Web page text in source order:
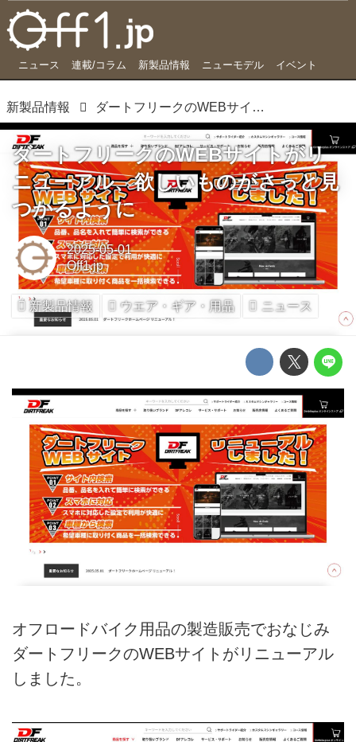
ニュース 連載/コラム 新製品情報 ニューモデル イベント
新製品情報 ダートフリークのWEBサイトがリニューアル、欲しいものがさっと見つかるように
ダートフリークのWEBサイトがリ
ニューアル、欲しいものがさっと見
つかるように
2025-05-01
Off1.jp
新製品情報 ウエア・ギア・用品 ニュース
オフロードバイク用品の製造販売でおなじみ
ダートフリークのWEBサイトがリニューアル
しました。